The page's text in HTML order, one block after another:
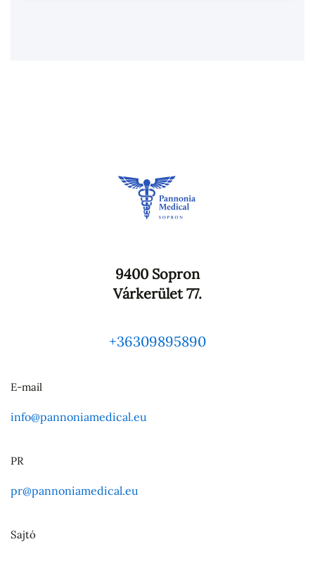
9400 Sopron
Várkerület 77.
+36309895890
E-mail
info@pannoniamedical.eu
PR
pr@pannoniamedical.eu
Sajtó